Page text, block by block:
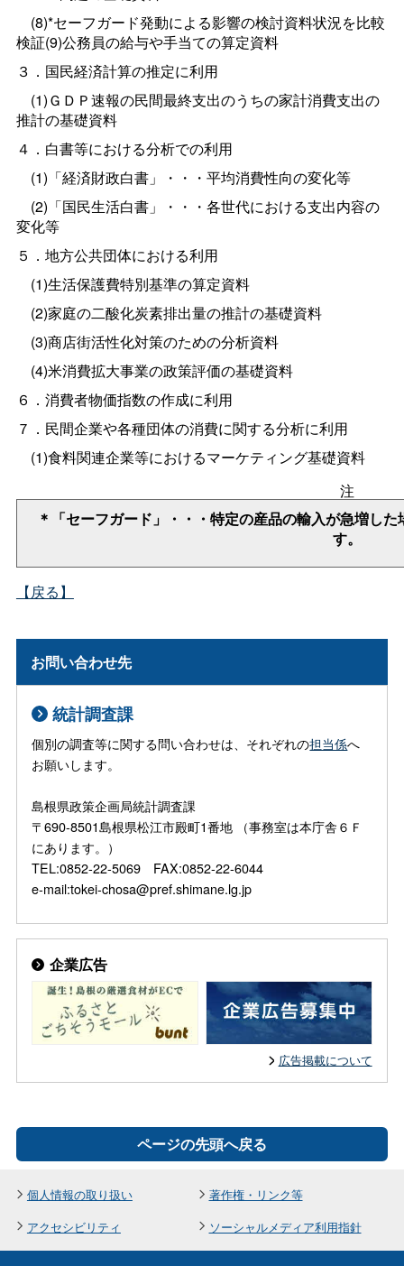
(8)*セーフガード発動による影響の検討資料状況を比較
検証(9)公務員の給与や手当ての算定資料
３．国民経済計算の推定に利用
(1)ＧＤＰ速報の民間最終支出のうちの家計消費支出の
推計の基礎資料
４．白書等における分析での利用
(1)「経済財政白書」・・・平均消費性向の変化等
(2)「国民生活白書」・・・各世代における支出内容の
変化等
５．地方公共団体における利用
(1)生活保護費特別基準の算定資料
(2)家庭の二酸化炭素排出量の推計の基礎資料
(3)商店街活性化対策のための分析資料
(4)米消費拡大事業の政策評価の基礎資料
６．消費者物価指数の作成に利用
７．民間企業や各種団体の消費に関する分析に利用
(1)食料関連企業等におけるマーケティング基礎資料
注
＊「セーフガード」・・・特定の産品の輸入が急増し
す。
【戻る】
お問い合わせ先
統計調査課
個別の調査等に関する問い合わせは、それぞれの担当係へ
お願いします。
島根県政策企画局統計調査課
〒690-8501島根県松江市殿町1番地 （事務室は本庁舎６Ｆ
にあります。）
TEL:0852-22-5069 FAX:0852-22-6044
e-mail:tokei-chosa@pref.shimane.lg.jp
企業広告
広告掲載について
ページの先頭へ戻る
個人情報の取り扱い
著作権・リンク等
アクセシビリティ
ソーシャルメディア利用指針